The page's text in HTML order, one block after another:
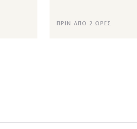
ΠΡΙΝ ΑΠΌ 2 ΏΡΕΣ